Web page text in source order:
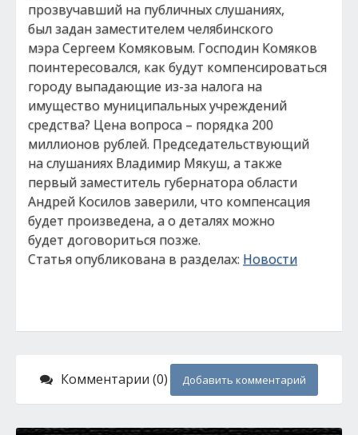
прозвучавший на публичных слушаниях,
был задан заместителем челябинского
мэра Сергеем Комяковым. Господин Комяков
поинтересовался, как будут компенсироваться
городу выпадающие из-за налога на
имущество муниципальных учреждений
средства? Цена вопроса – порядка 200
миллионов рублей. Председательствующий
на слушаниях Владимир Мякуш, а также
первый заместитель губернатора области
Андрей Косилов заверили, что компенсация
будет произведена, а о деталях можно
будет договориться позже.
Статья опубликована в разделах: Новости
Комментарии (0) Добавить комментарий